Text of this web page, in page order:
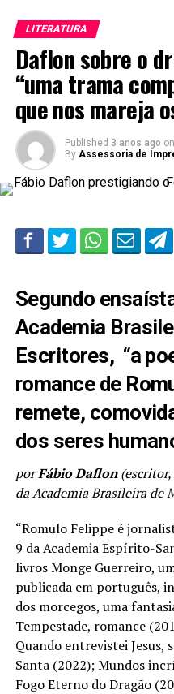
LITERATURA
Daflon sobre o
“uma trama
que nos mareja
Published 3 anos ago on
By Assessoria de
Segundo
Academia
Escritores, “a
romance de
remete,
dos seres
porFábio Daflon(escritor,
da Academia Brasileira de
“Romulo Felippe é
9 da Academia Espírito-
livros Monge Guerreiro,
publicada em português,
dos morcegos, uma
Tempestade, romance
Quando entrevistei Jesus,
Santa (2022); Mundos
Fogo Eterno do Dragão